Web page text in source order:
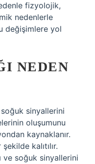
fizyolojik,
nedenlerle
değişimlere yol
NEDEN
soğuk sinyallerini
oluşumunu
kaynaklanır.
kalıtılır.
ve soğuk sinyallerini